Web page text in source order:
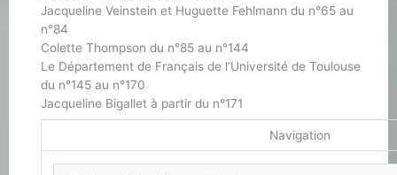
Jacqueline Veinstein et Huguette Fehlmann du n°65 au
n°84
Colette Thompson du n°85 au n°144
Le Département de Français de l’Université de Toulouse
du n°145 au n°170
Jacqueline Bigallet à partir du n°171
Navigation